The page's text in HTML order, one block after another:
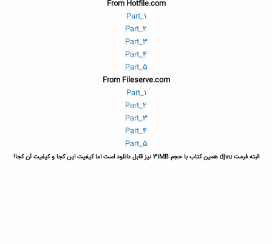
From Hotfile.com
Part_1
Part_2
Part_3
Part_4
Part_5
From Fileserve.com
Part_1
Part_2
Part_3
Part_4
Part_5
البته فرمت djvu همین کتاب با حجم 31MB نیز قابل دانلود است اما کیفیت این کجا و کیفیت آن کجا!